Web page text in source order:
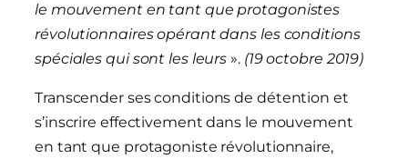
le mouvement en tant que protagonistes
révolutionnaires opérant dans les conditions
spéciales qui sont les leurs ». (19 octobre 2019)
Transcender ses conditions de détention et
s’inscrire effectivement dans le mouvement
en tant que protagoniste révolutionnaire,